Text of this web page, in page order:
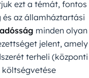
ezt a témát, fontos
az államháztartási
minden olyan
jelent, amely
terheli (központi